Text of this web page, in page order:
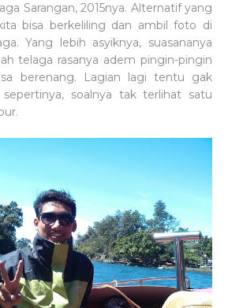
Sarangan, 2015nya. Alternatif yang
bisa berkeliling dan ambil foto di
Yang lebih asyiknya, suasananya
telaga rasanya adem pingin-pingin
berenang. Lagian lagi tentu gak
soalnya tak terlihat satu